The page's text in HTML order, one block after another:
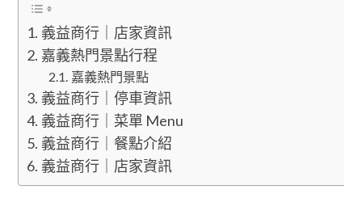
義益商行｜店家資訊
嘉義熱門景點行程
嘉義熱門景點
義益商行｜停車資訊
義益商行｜菜單 Menu
義益商行｜餐點介紹
義益商行｜店家資訊